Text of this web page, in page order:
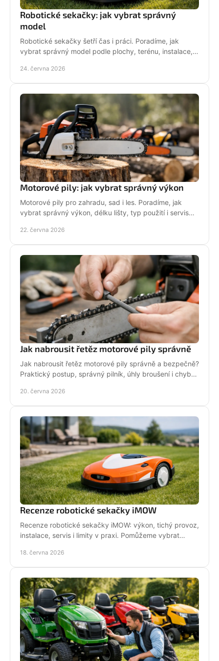
Robotické sekačky: jak vybrat správný
model
Robotické sekačky šetří čas i práci. Poradíme, jak
vybrat správný model podle plochy, terénu, instalace,
24. června 2026
Motorové pily: jak vybrat správný výkon
Motorové pily pro zahradu, sad i les. Poradíme, jak
vybrat správný výkon, délku lišty, typ použití i servis
22. června 2026
Jak nabrousit řetěz motorové pily správně
Jak nabrousit řetěz motorové pily správně a bezpečně?
Praktický postup, správný pilník, úhly broušení i chyby,
20. června 2026
Recenze robotické sekačky iMOW
Recenze robotické sekačky iMOW: výkon, tichý provoz,
instalace, servis i limity v praxi. Pomůžeme vybrat
18. června 2026